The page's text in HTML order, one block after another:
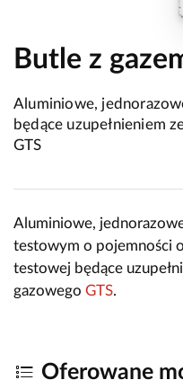
Butle z
Aluminiowe,
będące uzupełnieniem
GTS
Aluminiowe,
testowym o pojemności
testowej będące
gazowego GTS.
Oferowane